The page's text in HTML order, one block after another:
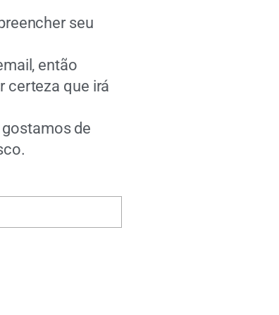
seu
então
certeza que irá
de